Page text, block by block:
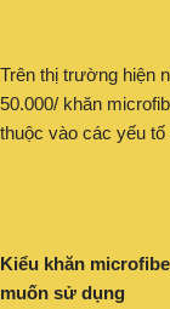
Trên thị trường hiện
50.000/ khăn
thuộc vào các yếu tố
Kiểu khăn
muốn sử dụng